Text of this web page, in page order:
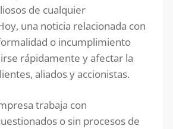
de cualquier
una noticia relacionada con
o incumplimiento
rápidamente y afectar la
aliados y accionistas.
trabaja con
o sin procesos de